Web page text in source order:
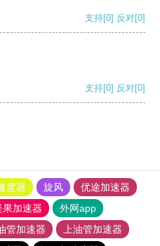
支持[0] 反对[0]
支持[0] 反对[0]
度器 旋风
优途加速器
果加速器
外网app
管加速器
上油管加速器